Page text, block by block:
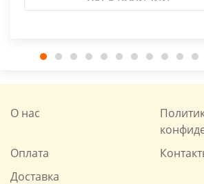
О нас
Оплата
Доставка